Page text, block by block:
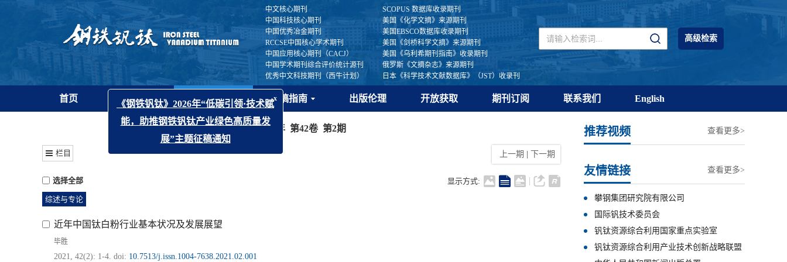
中文核心期刊
SCOPUS 数据库收录期刊
中国科技核心期刊
美国《化学文摘》来源期刊
中国优秀冶金期刊
美国EBSCO数据库收录期刊
RCCSE中国核心学术期刊
美国《剑桥科学文摘》来源期刊
中国应用核心期刊（CACJ）
美国《乌利希期刊指南》收录期刊
中国学术期刊综合评价统计源刊
俄罗斯《文摘杂志》来源期刊
优秀中文科技期刊（西牛计划）
日本《科学技术文献数据库》（JST）收录刊
高级检索
首页 期刊简介 期刊在线 投稿指南 出版伦理 开放获取 期刊订阅 联系我们 English
2021年 第42卷 第2期
栏目 上一期 下一期
选择全部 显示方式:
综述与专论
近年中国钛白粉行业基本状况及发展展望
毕胜
2021, 42(2): 1-4. doi: 10.7513/j.issn.1004-7638.2021.02.001
推荐视频 查看更多>
友情链接 查看更多>
攀钢集团研究院有限公司
国际钒技术委员会
钒钛资源综合利用国家重点实验室
钒钛资源综合利用产业技术创新战略联盟
x
《钢铁钒钛》2026年“低碳引领·技术赋
能，助推钢铁钒钛产业绿色高质量发